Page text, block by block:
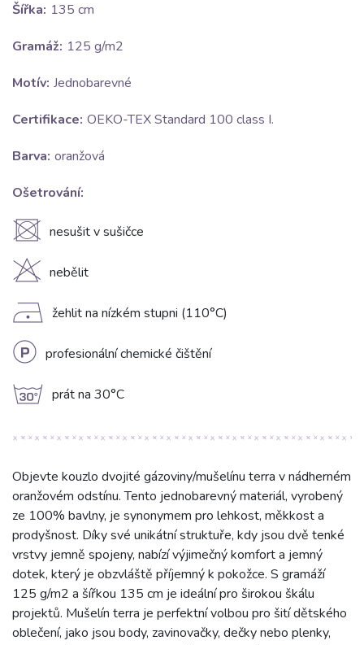
Šířka: 135 cm
Gramáž: 125 g/m2
Motív: Jednobarevné
Certifikace: OEKO-TEX Standard 100 class I.
Barva: oranžová
Ošetrování:
U nesušit v sušičce
H nebělit
D žehlit na nízkém stupni (110°C)
L profesionální chemické čištění
g prát na 30°C
Objevte kouzlo dvojité gázoviny/mušelínu terra v nádherném
oranžovém odstínu. Tento jednobarevný materiál, vyrobený
ze 100% bavlny, je synonymem pro lehkost, měkkost a
prodyšnost. Díky své unikátní struktuře, kdy jsou dvě tenké
vrstvy jemně spojeny, nabízí výjimečný komfort a jemný
dotek, který je obzvláště příjemný k pokožce. S gramáží
125 g/m2 a šířkou 135 cm je ideální pro širokou škálu
projektů. Mušelín terra je perfektní volbou pro šití dětského
oblečení, jako jsou body, zavinovačky, dečky nebo plenky,